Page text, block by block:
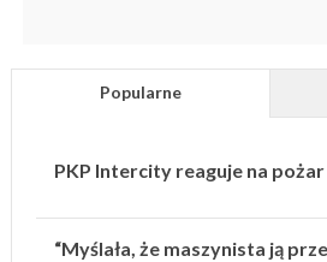
Popularne
PKP Intercity reaguje na
“Myślała, że maszynista ją